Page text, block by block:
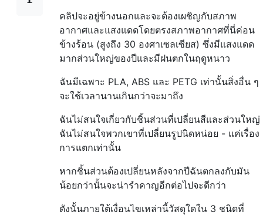
คลิปจะอยู่ข้างนอกและจะต้องเผชิญกับสภาพ
อากาศและแสงแดดโดยตรงสภาพอากาศที่นี่ค่อน
ข้างร้อน (สูงถึง 30 องศาเซลเซียส) ซึ่งมีแสงแดด
มากส่วนใหญ่ของปีและมีฝนตกในฤดูหนาว
ฉันมีเฉพาะ PLA, ABS และ PETG เท่านั้นสิ่งอื่น ๆ
จะใช้เวลานานเกินกว่าจะมาถึง
ฉันไม่สนใจเกี่ยวกับชิ้นส่วนที่เปลี่ยนสีและส่วนใหญ่
ฉันไม่สนใจพวกเขาที่เปลี่ยนรูปนิดหน่อย - แค่เรื่อง
การแตกเท่านั้น
หากชิ้นส่วนต้องเปลี่ยนหลังจากปีฉันตกลงกับมัน
น้อยกว่านั้นจะน่ารำคาญอีกต่อไปจะดีกว่า
ดังนั้นภายใต้เงื่อนไขเหล่านี้วัสดุใดใน 3 ชนิดที่